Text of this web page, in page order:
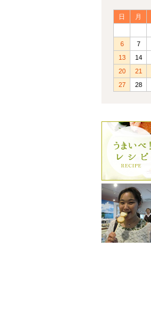
日
月
6
7
13
14
20
21
27
28